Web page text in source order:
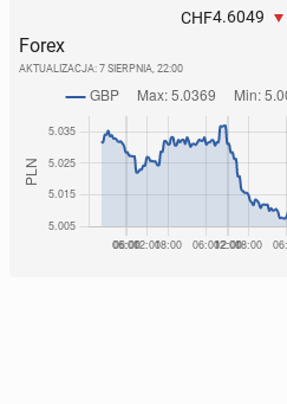
CHF4.6049
Forex
AKTUALIZACJA: 7 SIERPNIA, 22:00